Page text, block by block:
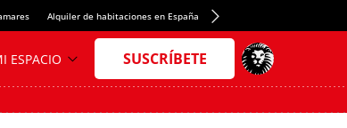
Alquiler de habitaciones en España Crédito del Spotify Camp Nou